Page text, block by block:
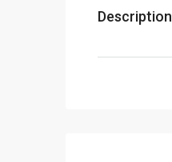
Description